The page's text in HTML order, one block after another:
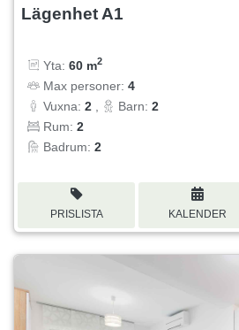
Lägenhet A1
Yta: 60 m2
Max personer: 4
Vuxna: 2 Barn: 2
Rum: 2
Badrum: 2
PRISLISTA KALENDER